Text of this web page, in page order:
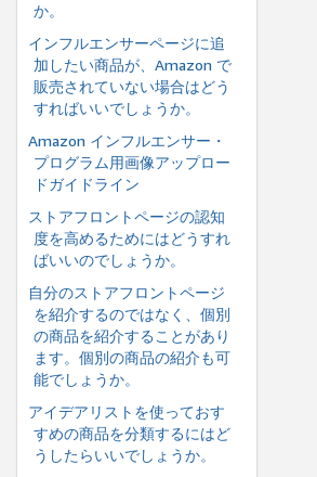
か。
インフルエンサーページに追
加したい商品が、Amazon で
販売されていない場合はどう
すればいいでしょうか。
Amazon インフルエンサー・
プログラム用画像アップロー
ドガイドライン
ストアフロントページの認知
度を高めるためにはどうすれ
ばいいのでしょうか。
自分のストアフロントページ
を紹介するのではなく、個別
の商品を紹介することがあり
ます。個別の商品の紹介も可
能でしょうか。
アイデアリストを使っておす
すめの商品を分類するにはど
うしたらいいでしょうか。